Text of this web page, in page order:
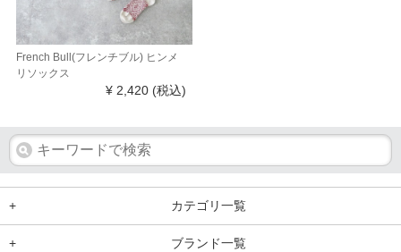
French Bull(フレンチブル) ヒンメ
リソックス
¥ 2,420 (税込)
+ カテゴリ一覧
+ ブランド一覧